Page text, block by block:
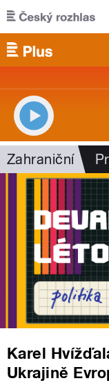
Přejít k hlavnímu
Zahraniční
Karel
Ukrajině